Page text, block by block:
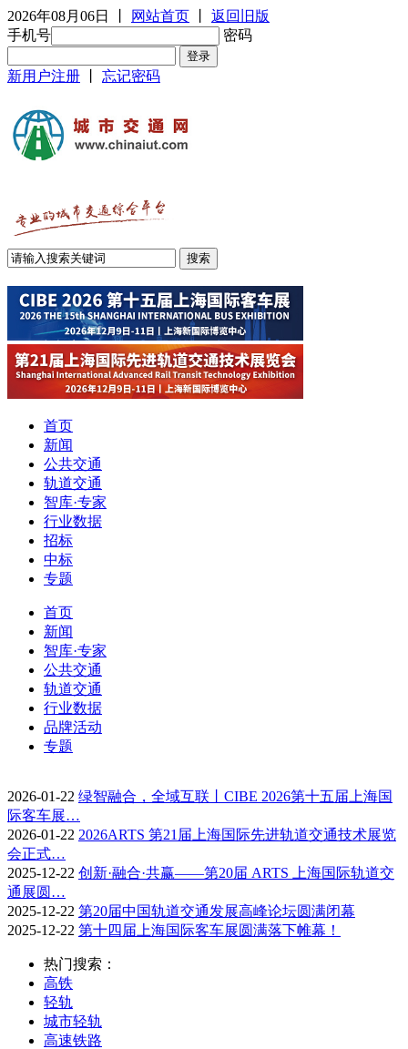
2026年08月06日 网站首页
返回旧版
手机号
密码
新用户注册 忘记密码
首页
新闻
公共交通
轨道交通
智库·专家
行业数据
招标
中标
专题
首页
新闻
智库·专家
公共交通
轨道交通
行业数据
品牌活动
专题
2026-01-22 绿智融合，全域互联丨CIBE 2026第十五届上海国
际客车展…
2026-01-22 2026ARTS 第21届上海国际先进轨道交通技术展览
会正式…
2025-12-22 创新·融合·共赢——第20届 ARTS 上海国际轨道交
通展圆…
2025-12-22 第20届中国轨道交通发展高峰论坛圆满闭幕
2025-12-22 第十四届上海国际客车展圆满落下帷幕！
热门搜索：
高铁
轻轨
城市轻轨
高速铁路